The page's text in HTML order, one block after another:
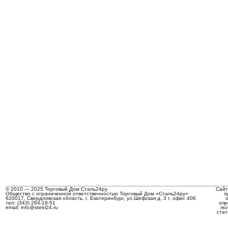
© 2010 — 2025 Торговый Дом Сталь24ру
Общество с ограниченной ответственностью Торговый Дом «Сталь24ру»
620017, Свердловская область, г. Екатеринбург, ул.Шефская д. 3 г, офис 406
тел: (343) 264-18-51
email: info@steel24.ru